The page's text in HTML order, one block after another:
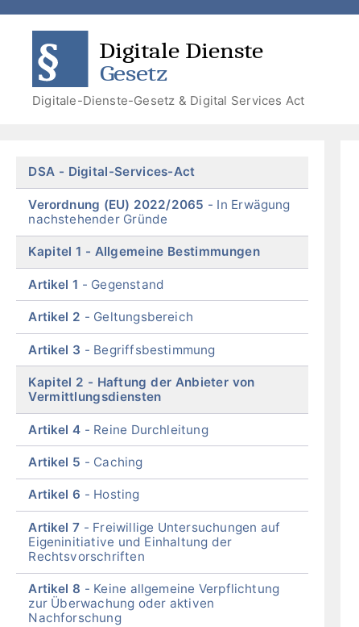
Zum
Inhalt
Zum
Menü
springen
Zum
Menü
springen
Zur
Suche
Digitale-Dienste-Gesetz & Digital Services Act
Skip
menu
DSA Digital-Services-Act
Verordnung (EU) 2022/2065
In Erwägung
nachstehender Gründe
Kapitel 1 Allgemeine Bestimmungen
Artikel 1 Gegenstand
Artikel 2 Geltungsbereich
Artikel 3 Begriffsbestimmung
Kapitel 2
Haftung der Anbieter von
Vermittlungsdiensten
Artikel 4 Reine Durchleitung
Artikel 5 Caching
Artikel 6 Hosting
Artikel 7
Freiwillige Untersuchungen auf
Eigeninitiative und Einhaltung der
Rechtsvorschriften
Artikel 8
Keine allgemeine Verpflichtung
zur Überwachung oder aktiven
Nachforschung